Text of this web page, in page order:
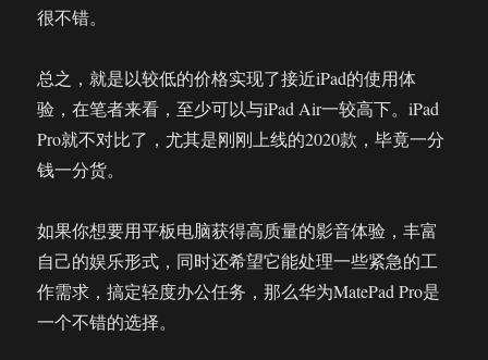
很不错。
总之，就是以较低的价格实现了接近iPad的使用体
验，在笔者来看，至少可以与iPad Air一较高下。iPad
Pro就不对比了，尤其是刚刚上线的2020款，毕竟一分
钱一分货。
如果你想要用平板电脑获得高质量的影音体验，丰富
自己的娱乐形式，同时还希望它能处理一些紧急的工
作需求，搞定轻度办公任务，那么华为MatePad Pro是
一个不错的选择。